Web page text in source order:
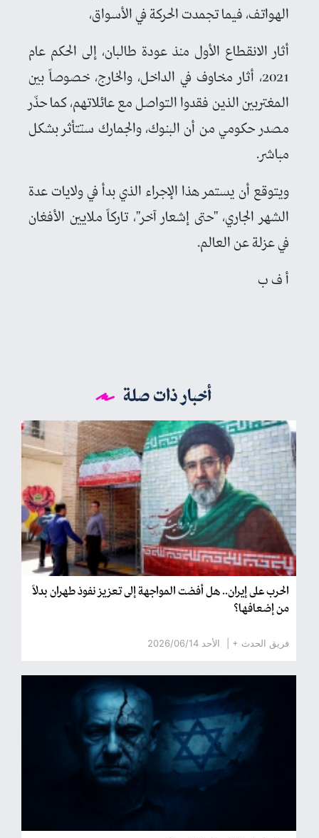
الهواتف، فيما تجمدت الحركة في الأسواق،
أثار الانقطاع الأول منذ عودة طالبان، إلى الحكم عام
2021، أثار مخاوف في الداخل، والخارج، خصوصاً بين
المغتربين الذين فقدوا التواصل مع عائلاتهم، كما حذّر
مصدر حكومي من أن البنوك، والجمارك ستتأثر بشكل
مباشر.
ويتوقع أن يستمر هذا الإجراء الذي بدأ في ولايات عدة
الشهر الجاري، "حتى إشعار آخر"، تاركاً ملايين الأفغان
في عزلة عن العالم.
أ ف ب
أخبار ذات صلة
الحرب على إيران.. هل أفضت المواجهة إلى تعزيز نفوذ طهران بدلاً
من إضعافها؟
فريق الحدث + | الأحد 2026/06/14